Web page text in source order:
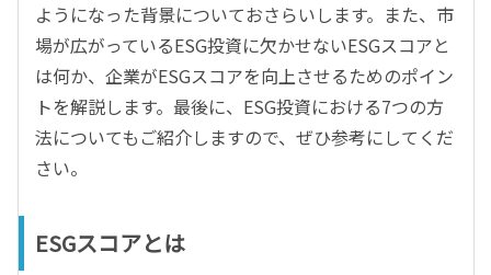
データ分析／BI
ガバナンス／リスク管理
BPR／業務改善
ようになった背景についておさらいします。また、市
場が広がっているESG投資に欠かせないESGスコアと
は何か、企業がESGスコアを向上させるためのポイン
トを解説します。最後に、ESG投資における7つの方
法についてもご紹介しますので、ぜひ参考にしてくだ
さい。
ESGスコアとは